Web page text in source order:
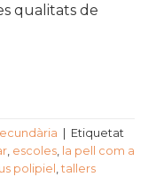
qualitats de
Etiquetat
, escoles, la pell com a
polipiel , tallers